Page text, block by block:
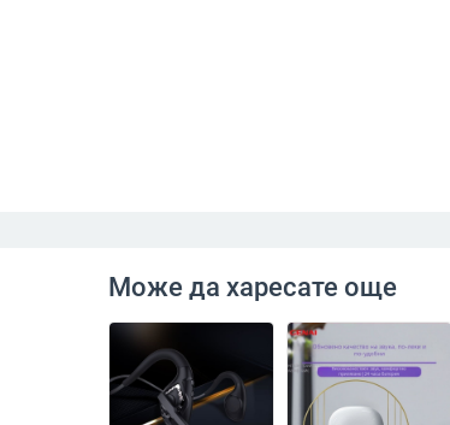
Може да харесате още